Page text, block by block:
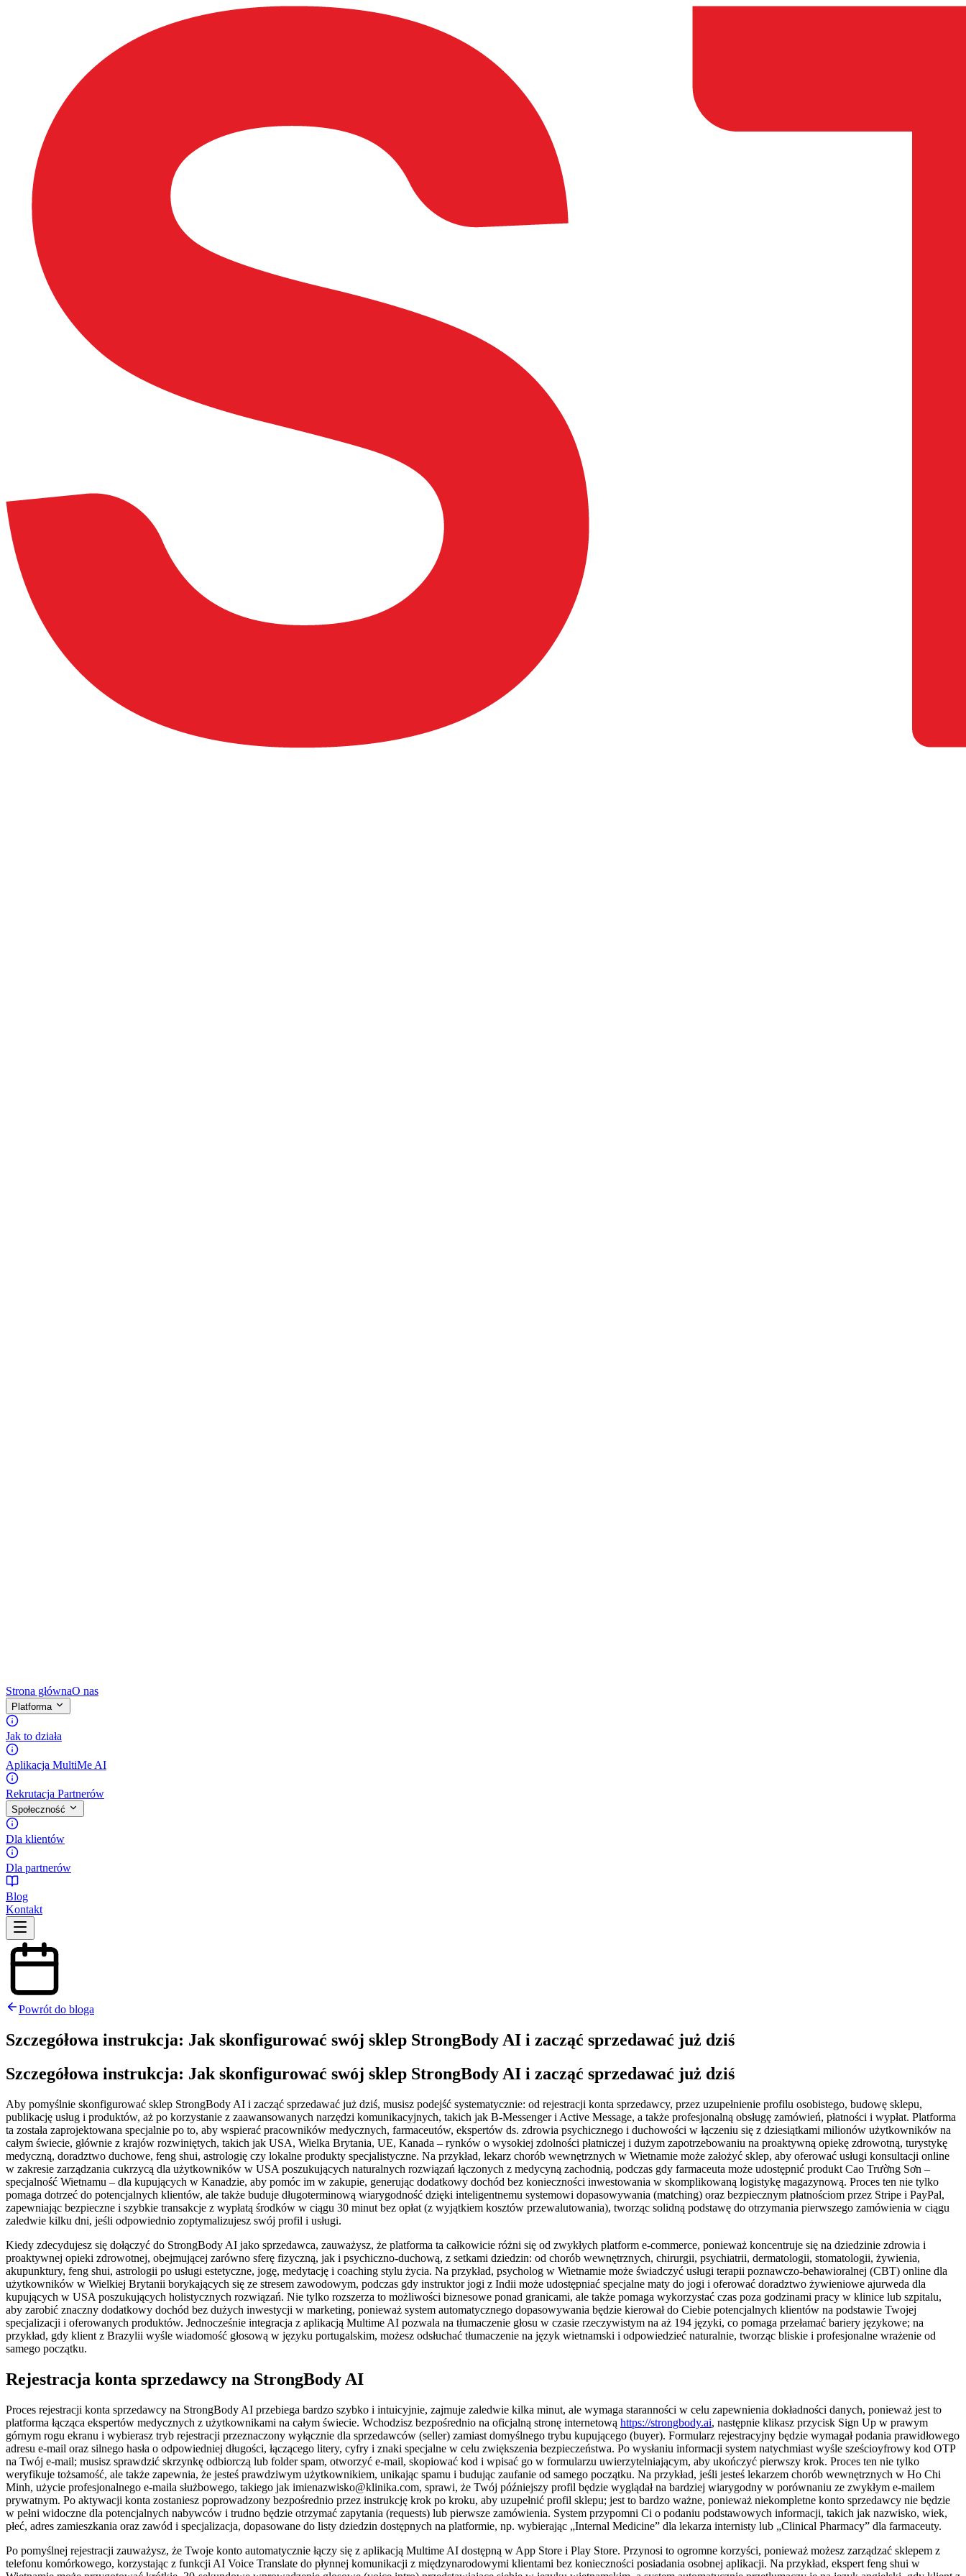
Strona głównaO nas
Platforma
Jak to działa
Aplikacja MultiMe AI
Rekrutacja Partnerów
Społeczność
Dla klientów
Dla partnerów
Blog
Kontakt
Powrót do bloga
Szczegółowa instrukcja: Jak skonfigurować swój sklep StrongBody AI i zacząć sprzedawać już dziś
Szczegółowa instrukcja: Jak skonfigurować swój sklep StrongBody AI i zacząć sprzedawać już dziś
Aby pomyślnie skonfigurować sklep StrongBody AI i zacząć sprzedawać już dziś, musisz podejść systematycznie: od rejestracji konta sprzedawcy, przez uzupełnienie profilu osobistego, budowę sklepu,
publikację usług i produktów, aż po korzystanie z zaawansowanych narzędzi komunikacyjnych, takich jak B-Messenger i Active Message, a także profesjonalną obsługę zamówień, płatności i wypłat. Platforma
ta została zaprojektowana specjalnie po to, aby wspierać pracowników medycznych, farmaceutów, ekspertów ds. zdrowia psychicznego i duchowości w łączeniu się z dziesiątkami milionów użytkowników na
całym świecie, głównie z krajów rozwiniętych, takich jak USA, Wielka Brytania, UE, Kanada – rynków o wysokiej zdolności płatniczej i dużym zapotrzebowaniu na proaktywną opiekę zdrowotną, turystykę
medyczną, doradztwo duchowe, feng shui, astrologię czy lokalne produkty specjalistyczne. Na przykład, lekarz chorób wewnętrznych w Wietnamie może założyć sklep, aby oferować usługi konsultacji online
w zakresie zarządzania cukrzycą dla użytkowników w USA poszukujących naturalnych rozwiązań łączonych z medycyną zachodnią, podczas gdy farmaceuta może udostępnić produkt Cao Trường Sơn –
specjalność Wietnamu – dla kupujących w Kanadzie, aby pomóc im w zakupie, generując dodatkowy dochód bez konieczności inwestowania w skomplikowaną logistykę magazynową. Proces ten nie tylko
pomaga dotrzeć do potencjalnych klientów, ale także buduje długoterminową wiarygodność dzięki inteligentnemu systemowi dopasowywania (matching) oraz bezpiecznym płatnościom przez Stripe i PayPal,
zapewniając bezpieczne i szybkie transakcje z wypłatą środków w ciągu 30 minut bez opłat (z wyjątkiem kosztów przewalutowania), tworząc solidną podstawę do otrzymania pierwszego zamówienia w ciągu
zaledwie kilku dni, jeśli odpowiednio zoptymalizujesz swój profil i usługi.
Kiedy zdecydujesz się dołączyć do StrongBody AI jako sprzedawca, zauważysz, że platforma ta całkowicie różni się od zwykłych platform e-commerce, ponieważ koncentruje się na dziedzinie zdrowia i
proaktywnej opieki zdrowotnej, obejmującej zarówno sferę fizyczną, jak i psychiczno-duchową, z setkami dziedzin: od chorób wewnętrznych, chirurgii, psychiatrii, dermatologii, stomatologii, żywienia,
akupunktury, feng shui, astrologii po usługi estetyczne, jogę, medytację i coaching stylu życia. Na przykład, psycholog w Wietnamie może świadczyć usługi terapii poznawczo-behawioralnej (CBT) online dla
użytkowników w Wielkiej Brytanii borykających się ze stresem zawodowym, podczas gdy instruktor jogi z Indii może udostępniać specjalne maty do jogi i oferować doradztwo żywieniowe ajurweda dla
kupujących w USA poszukujących holistycznych rozwiązań. Nie tylko rozszerza to możliwości biznesowe ponad granicami, ale także pomaga wykorzystać czas poza godzinami pracy w klinice lub szpitalu,
aby zarobić znaczny dodatkowy dochód bez dużych inwestycji w marketing, ponieważ system automatycznego dopasowywania będzie kierował do Ciebie potencjalnych klientów na podstawie Twojej
specjalizacji i oferowanych produktów. Jednocześnie integracja z aplikacją Multime AI pozwala na tłumaczenie głosu w czasie rzeczywistym na aż 194 języki, co pomaga przełamać bariery językowe; na
przykład, gdy klient z Brazylii wyśle wiadomość głosową w języku portugalskim, możesz odsłuchać tłumaczenie na język wietnamski i odpowiedzieć naturalnie, tworząc bliskie i profesjonalne wrażenie od
samego początku.
Rejestracja konta sprzedawcy na StrongBody AI
Proces rejestracji konta sprzedawcy na StrongBody AI przebiega bardzo szybko i intuicyjnie, zajmuje zaledwie kilka minut, ale wymaga staranności w celu zapewnienia dokładności danych, ponieważ jest to
platforma łącząca ekspertów medycznych z użytkownikami na całym świecie. Wchodzisz bezpośrednio na oficjalną stronę internetową https://strongbody.ai, następnie klikasz przycisk Sign Up w prawym
górnym rogu ekranu i wybierasz tryb rejestracji przeznaczony wyłącznie dla sprzedawców (seller) zamiast domyślnego trybu kupującego (buyer). Formularz rejestracyjny będzie wymagał podania prawidłowego
adresu e-mail oraz silnego hasła o odpowiedniej długości, łączącego litery, cyfry i znaki specjalne w celu zwiększenia bezpieczeństwa. Po wysłaniu informacji system natychmiast wyśle sześcioyfrowy kod OTP
na Twój e-mail; musisz sprawdzić skrzynkę odbiorczą lub folder spam, otworzyć e-mail, skopiować kod i wpisać go w formularzu uwierzytelniającym, aby ukończyć pierwszy krok. Proces ten nie tylko
weryfikuje tożsamość, ale także zapewnia, że jesteś prawdziwym użytkownikiem, unikając spamu i budując zaufanie od samego początku. Na przykład, jeśli jesteś lekarzem chorób wewnętrznych w Ho Chi
Minh, użycie profesjonalnego e-maila służbowego, takiego jak imienazwisko@klinika.com, sprawi, że Twój późniejszy profil będzie wyglądał na bardziej wiarygodny w porównaniu ze zwykłym e-mailem
prywatnym. Po aktywacji konta zostaniesz poprowadzony bezpośrednio przez instrukcję krok po kroku, aby uzupełnić profil sklepu; jest to bardzo ważne, ponieważ niekompletne konto sprzedawcy nie będzie
w pełni widoczne dla potencjalnych nabywców i trudno będzie otrzymać zapytania (requests) lub pierwsze zamówienia. System przypomni Ci o podaniu podstawowych informacji, takich jak nazwisko, wiek,
płeć, adres zamieszkania oraz zawód i specjalizacja, dopasowane do listy dziedzin dostępnych na platformie, np. wybierając „Internal Medicine” dla lekarza internisty lub „Clinical Pharmacy” dla farmaceuty.
Po pomyślnej rejestracji zauważysz, że Twoje konto automatycznie łączy się z aplikacją Multime AI dostępną w App Store i Play Store. Przynosi to ogromne korzyści, ponieważ możesz zarządzać sklepem z
telefonu komórkowego, korzystając z funkcji AI Voice Translate do płynnej komunikacji z międzynarodowymi klientami bez konieczności posiadania osobnej aplikacji. Na przykład, ekspert feng shui w